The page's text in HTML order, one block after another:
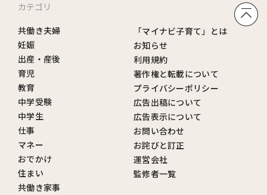
カテゴリ
共働き夫婦
妊娠
出産・産後
育児
教育
中学受験
中学生
仕事
マネー
おでかけ
住まい
共働き家事
「マイナビ子育て」とは
お知らせ
利用規約
著作権と転載について
プライバシーポリシー
広告出稿について
広告表示について
お問い合わせ
お詫びと訂正
運営会社
監修者一覧